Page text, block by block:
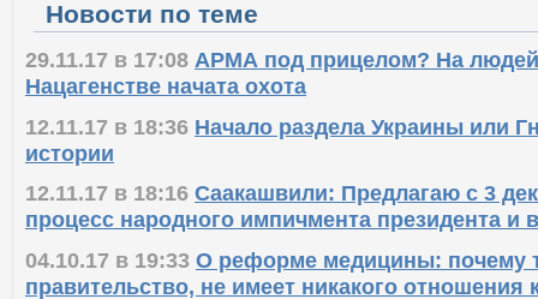
Новости по теме
29.11.17 в 17:08 АРМА под прицелом? На
Нацагенстве начата охота
12.11.17 в 18:36 Начало раздела Украины или
истории
12.11.17 в 18:16 Саакашвили: Предлагаю с 3
процесс народного импичмента президента и